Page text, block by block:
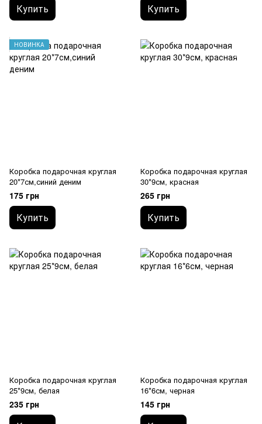
Купить Купить
НОВИНКА
Коробка подарочная круглая
20*7см,синий деним
175 грн
Купить
Коробка подарочная круглая
30*9см, красная
265 грн
Купить
Коробка подарочная круглая
25*9см, белая
235 грн
Коробка подарочная круглая
16*6см, черная
145 грн